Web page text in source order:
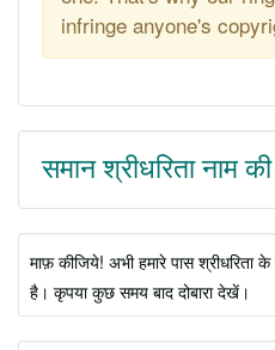
infringe anyone's
समान श्रीधरिता नाम
माफ़ कीजिये! अभी हमारे पास श्रीधरिता
है। कृपया कुछ समय बाद दोबारा देखें।